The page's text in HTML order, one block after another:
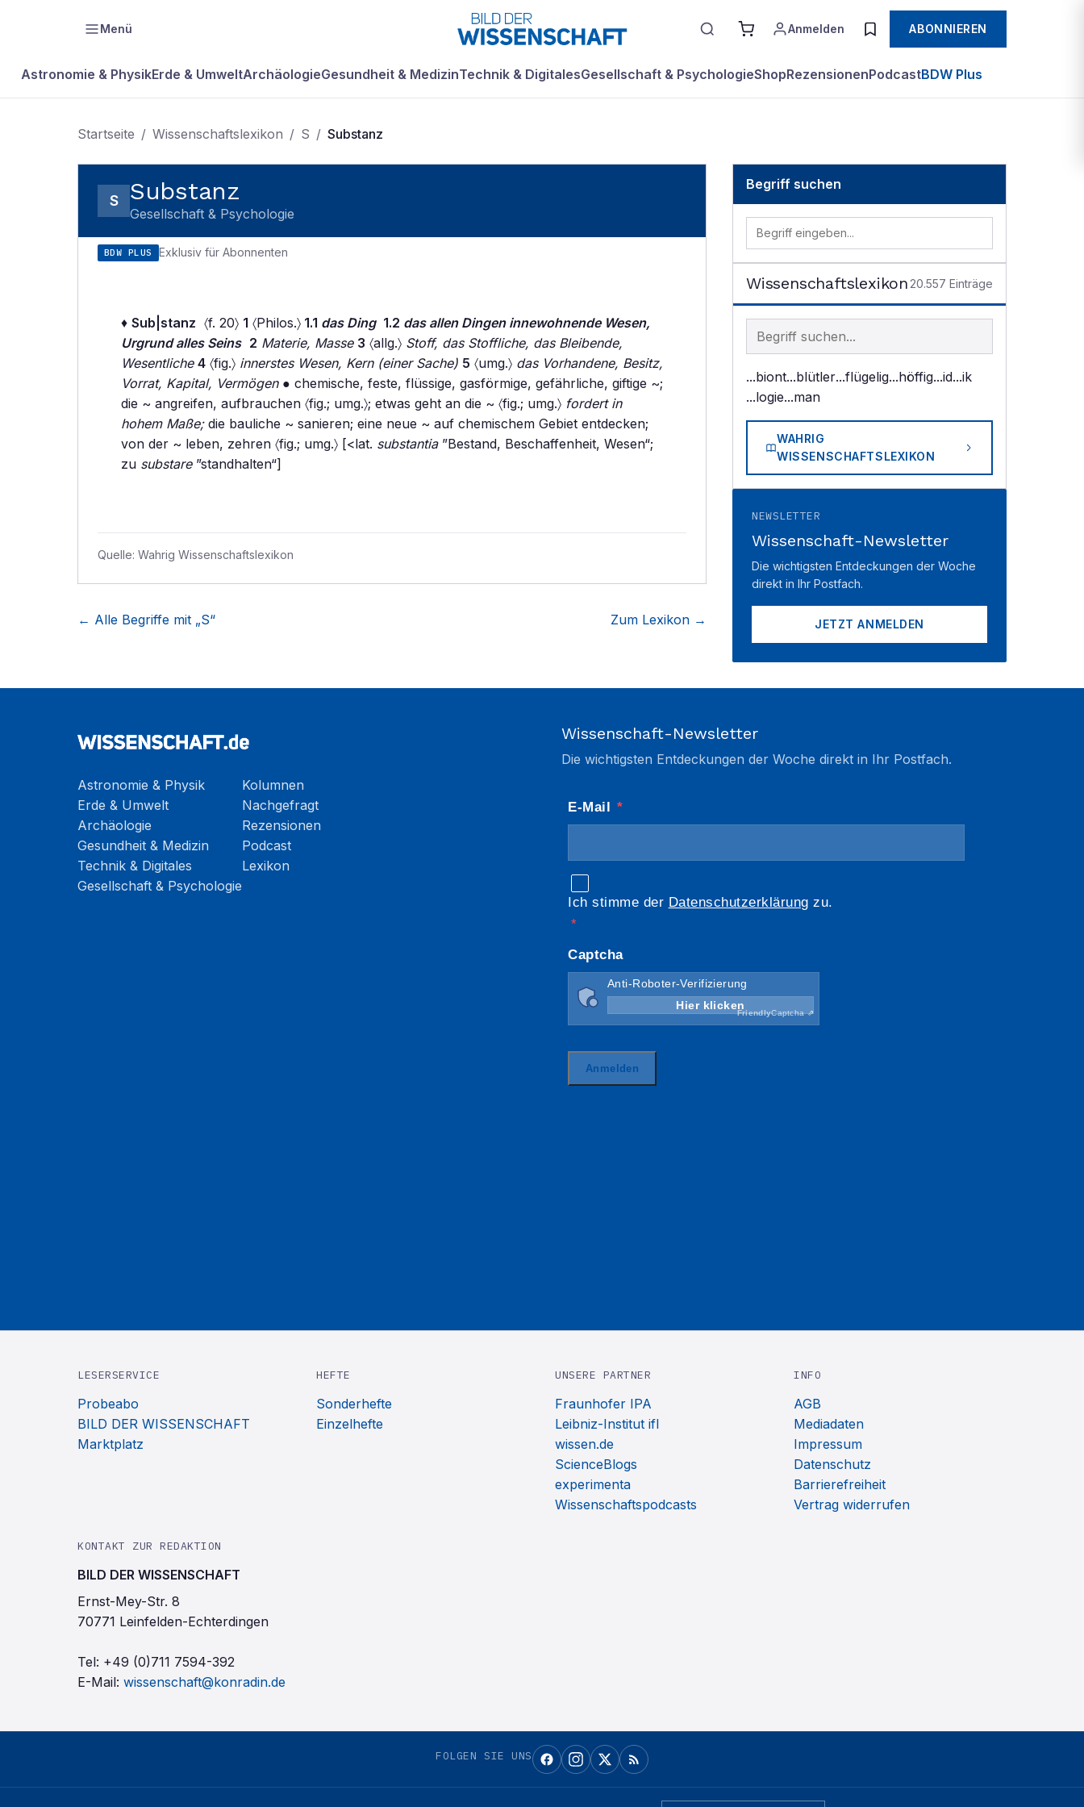
Menü Anmelden ABONNIEREN
Astronomie & PhysikErde & UmweltArchäologieGesundheit & MedizinTechnik & DigitalesGesellschaft & PsychologieShopRezensionenPodcastBDW Plus
Startseite / Wissenschaftslexikon / S / Substanz
S Substanz
Gesellschaft & Psychologie
BDW PLUS Exklusiv für Abonnenten
♦ Sub|stanz 〈f. 20〉 1 〈Philos.〉 1.1 das Ding 1.2 das allen Dingen innewohnende Wesen,
Urgrund alles Seins 2 Materie, Masse 3 〈allg.〉 Stoff, das Stoffliche, das Bleibende,
Wesentliche 4 〈fig.〉 innerstes Wesen, Kern (einer Sache) 5 〈umg.〉 das Vorhandene, Besitz,
Vorrat, Kapital, Vermögen● chemische, feste, flüssige, gasförmige, gefährliche, giftige ~;
die ~ angreifen, aufbrauchen 〈fig.; umg.〉; etwas geht an die ~ 〈fig.; umg.〉 fordert in
hohem Maße;die bauliche ~ sanieren; eine neue ~ auf chemischem Gebiet entdecken;
von der ~ leben, zehren 〈fig.; umg.〉 [<lat. substantia”Bestand, Beschaffenheit, Wesen“;
zu substare”standhalten“]
Quelle: Wahrig Wissenschaftslexikon
← Alle Begriffe mit „S“ Zum Lexikon →
Begriff suchen
Wissenschaftslexikon 20.557 Einträge
Begriff im Lexikon suchen
...biont...blütler...flügelig...höffig...id...ik
...logie...man
WAHRIG
WISSENSCHAFTSLEXIKON
NEWSLETTER
Wissenschaft-Newsletter
Die wichtigsten Entdeckungen der Woche
direkt in Ihr Postfach.
JETZT ANMELDEN
Astronomie & Physik
Erde & Umwelt
Archäologie
Gesundheit & Medizin
Technik & Digitales
Gesellschaft & Psychologie
Kolumnen
Nachgefragt
Rezensionen
Podcast
Lexikon
Wissenschaft-Newsletter
Die wichtigsten Entdeckungen der Woche direkt in Ihr Postfach.
LESERSERVICE
Probeabo
BILD DER WISSENSCHAFT
Marktplatz
HEFTE
Sonderhefte
Einzelhefte
UNSERE PARTNER
Fraunhofer IPA
Leibniz-Institut ifl
wissen.de
ScienceBlogs
experimenta
Wissenschaftspodcasts
INFO
AGB
Mediadaten
Impressum
Datenschutz
Barrierefreiheit
Vertrag widerrufen
KONTAKT ZUR REDAKTION
BILD DER WISSENSCHAFT
Ernst-Mey-Str. 8
70771 Leinfelden-Echterdingen
Tel: +49 (0)711 7594-392
E-Mail: wissenschaft@konradin.de
FOLGEN SIE UNS